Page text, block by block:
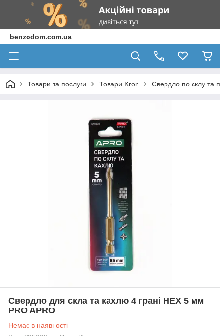
benzodom.com.ua
Товари та послуги Товари Kron Свердло по склу та
Свердло для скла та кахлю 4 грані HEX 5 мм
PRO APRO
Немає в наявності